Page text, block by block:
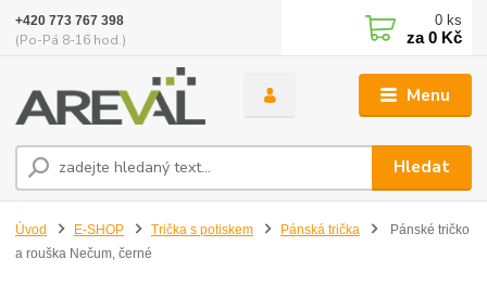
Menu
Hledat
+420 773 767 398
(Po-Pá 8-16 hod.)
0 ks
za0 Kč
Úvod E-SHOP Trička s potiskem Pánská trička
Pánské tričko
a rouška Nečum, černé